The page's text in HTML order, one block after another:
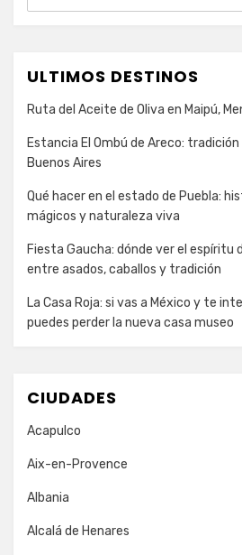
ULTIMOS DESTINOS
Ruta del Aceite de Oliva en Maipú,
Estancia El Ombú de Areco:
Buenos Aires
Qué hacer en el estado de Puebla:
mágicos y naturaleza viva
Fiesta Gaucha: dónde ver el espíritu
entre asados, caballos y tradición
La Casa Roja: si vas a México y te
puedes perder la nueva casa museo
CIUDADES
Acapulco
Aix-en-Provence
Albania
Alcalá de Henares